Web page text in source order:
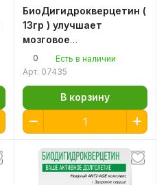
БиоДигидрокверцетин (
13гр ) улучшает
мозговое
кровообращение,
нормализует вязкость
0
Есть в наличии
Арт. 07435
В корзину